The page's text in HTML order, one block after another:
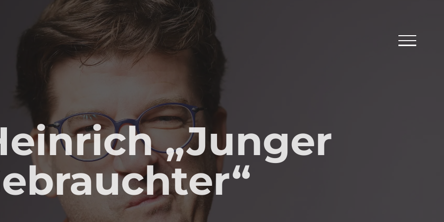
„Junger